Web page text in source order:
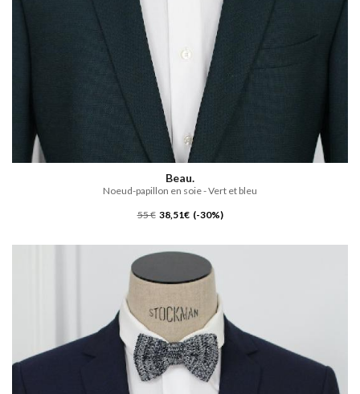
Beau.
Noeud-papillon en soie - Vert et bleu
55 € 38,51€ (-30%)